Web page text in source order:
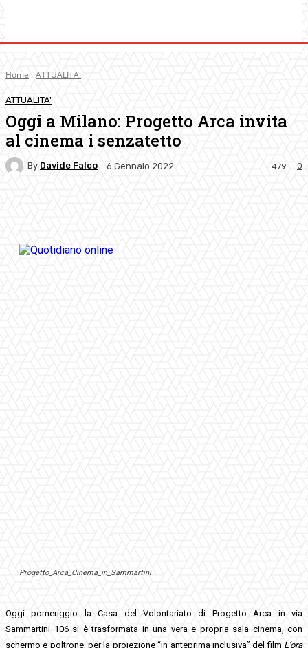
Home ATTUALITA'
ATTUALITA'
Oggi a Milano: Progetto Arca invita
al cinema i senzatetto
By Davide Falco 6 Gennaio 2022 0
479
Progetto_Arca_Cinema_in_Sammartini
Oggi pomeriggio la Casa del Volontariato di Progetto Arca in via
Sammartini 106 si è trasformata in una vera e propria sala cinema, con
schermo e poltrone, per la proiezione “in anteprima inclusiva” del film L’ora